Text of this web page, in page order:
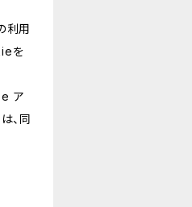
利用
を
ア
、同